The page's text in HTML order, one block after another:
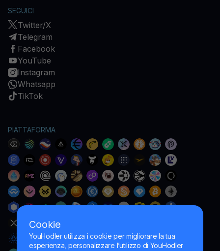
Cookie
YouHodler utilizza i cookie per migliorare la tua
esperienza, personalizzare l’utilizzo di YouHodler
SEGUICI
Twitter/X
Telegram
Facebook
YouTube
Instagram
Whatsapp
TikTok
PIATTAFORMA